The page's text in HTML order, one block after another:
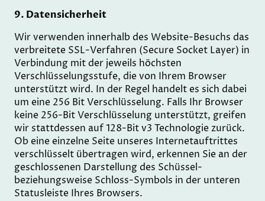
9. Datensicherheit
Wir verwenden innerhalb des Website-Besuchs das
verbreitete SSL-Verfahren (Secure Socket Layer) in
Verbindung mit der jeweils höchsten
Verschlüsselungsstufe, die von Ihrem Browser
unterstützt wird. In der Regel handelt es sich dabei
um eine 256 Bit Verschlüsselung. Falls Ihr Browser
keine 256-Bit Verschlüsselung unterstützt, greifen
wir stattdessen auf 128-Bit v3 Technologie zurück.
Ob eine einzelne Seite unseres Internetauftrittes
verschlüsselt übertragen wird, erkennen Sie an der
geschlossenen Darstellung des Schüssel-
beziehungsweise Schloss-Symbols in der unteren
Statusleiste Ihres Browsers.